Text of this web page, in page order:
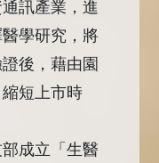
訊產業，進
學研究，將
後，藉由園
短上市時
成立「生醫